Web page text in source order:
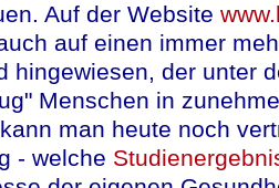
Daher geriet
aufkommender
beobachteter
wurden durch neu
Doch jetzt sieht es
Auf der Website
auf einen immer
hingewiesen, der unter
Menschen in
man heute noch
- welche